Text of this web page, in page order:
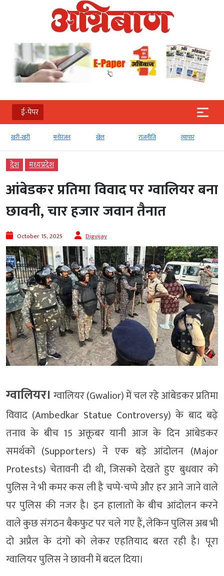
ई-पेपर
खरी-खरी मनोरंजन खेल राजनीति व्‍यापार
देश मध्‍यप्रदेश
आंबेडकर प्रतिमा विवाद पर ग्वालियर बना
छावनी, चार हजार जवान तैनात
October 15, 2025 Digvijay
ग्वालियर। ग्वालियर (Gwalior) में चल रहे आंबेडकर प्रतिमा
विवाद (Ambedkar Statue Controversy) के बाद बढ़े
तनाव के बीच 15 अक्तूबर यानी आज के दिन आंबेडकर
समर्थकों (Supporters) ने एक बड़े आंदोलन (Major
Protests) चेतावनी दी थी, जिसको देखते हुए बुधवार को
पुलिस ने भी कमर कस ली है चप्पे-चप्पे और हर आने जाने वाले
पर पुलिस की नजर है। इन हालातों के बीच आंदोलन करने
वाले कुछ संगठन बैकफुट पर चले गए हैं, लेकिन पुलिस अब भी
दो अप्रैल के दंगों को लेकर एहतियाद बरत रही है। पूरा
ग्वालियर पुलिस ने छावनी में बदल दिया।